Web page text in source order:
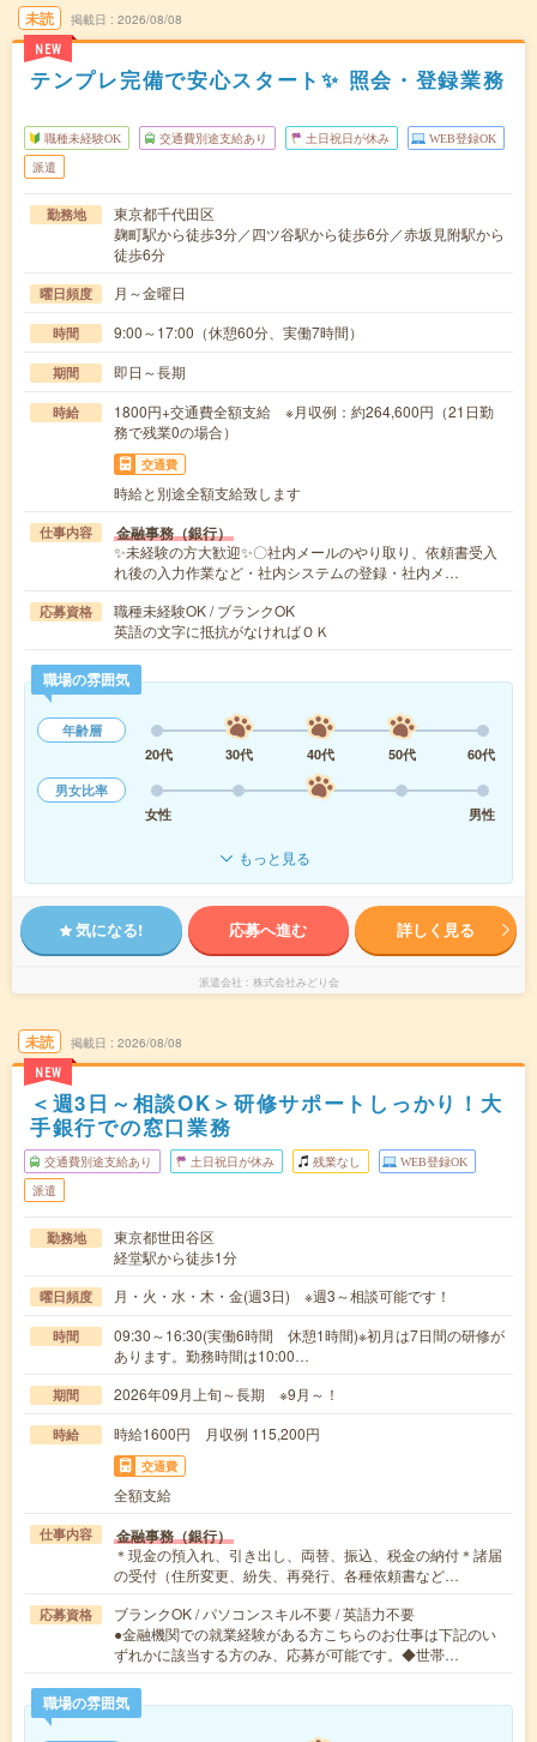
未読
NEW
掲載日 2026/08/08
テンプレ完備で安心スタート✨ 照会・登録業務
職種未経験OK 交通費別途支給あり 土日祝日が休み WEB登録OK
派遣
勤務地
東京都千代田区
麹町駅から徒歩3分／四ツ谷駅から徒歩6分／赤坂見附駅から
徒歩6分
曜日頻度 月～金曜日
時間 9:00～17:00（休憩60分、実働7時間）
期間 即日～長期
時給
1800円+交通費全額支給 ※月収例：約264,600円（21日勤
務で残業0の場合）
交通費
時給と別途全額支給致します
仕事内容 金融事務（銀行）
✨未経験の方大歓迎✨〇社内メールのやり取り、依頼書受入
れ後の入力作業など・社内システムの登録・社内メ…
応募資格
職種未経験OK / ブランクOK
英語の文字に抵抗がなければＯＫ
職場の雰囲気
年齢層
20代
30代 40代 50代
60代
男女比率
女性
男性
もっと見る
気になる! 応募へ進む 詳しく見る
派遣会社 株式会社みどり会
未読
NEW
掲載日 2026/08/08
＜週3日～相談OK＞研修サポートしっかり！大
手銀行での窓口業務
交通費別途支給あり 土日祝日が休み 残業なし WEB登録OK
派遣
勤務地
東京都世田谷区
経堂駅から徒歩1分
曜日頻度 月・火・水・木・金(週3日) ※週3～相談可能です！
時間
09:30～16:30(実働6時間 休憩1時間)※初月は7日間の研修が
あります。勤務時間は10:00…
期間 2026年09月上旬～長期 ※9月～！
時給 時給1600円 月収例 115,200円
交通費
全額支給
仕事内容 金融事務（銀行）
＊現金の預入れ、引き出し、両替、振込、税金の納付＊諸届
の受付（住所変更、紛失、再発行、各種依頼書など…
応募資格
ブランクOK / パソコンスキル不要 / 英語力不要
●金融機関での就業経験がある方こちらのお仕事は下記のい
ずれかに該当する方のみ、応募が可能です。◆世帯…
職場の雰囲気